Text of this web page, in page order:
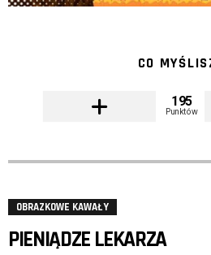
CO
195
Punktów
OBRAZKOWE KAWAŁY
PIENIĄDZE LEKARZA